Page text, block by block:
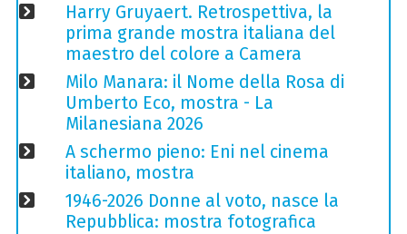
Harry Gruyaert. Retrospettiva, la
prima grande mostra italiana del
maestro del colore a Camera
Milo Manara: il Nome della Rosa di
Umberto Eco, mostra - La
Milanesiana 2026
A schermo pieno: Eni nel cinema
italiano, mostra
1946-2026 Donne al voto, nasce la
Repubblica: mostra fotografica